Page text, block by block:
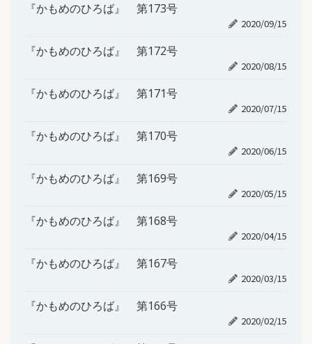
『かもめのひろば』 第173号
2020/09/15
『かもめのひろば』 第172号
2020/08/15
『かもめのひろば』 第171号
2020/07/15
『かもめのひろば』 第170号
2020/06/15
『かもめのひろば』 第169号
2020/05/15
『かもめのひろば』 第168号
2020/04/15
『かもめのひろば』 第167号
2020/03/15
『かもめのひろば』 第166号
2020/02/15